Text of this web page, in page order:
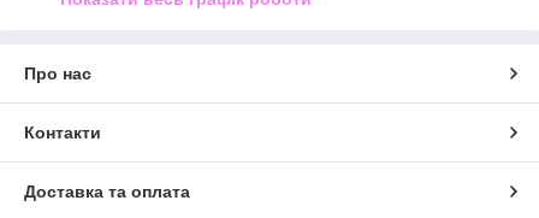
Про нас
Контакти
Доставка та оплата